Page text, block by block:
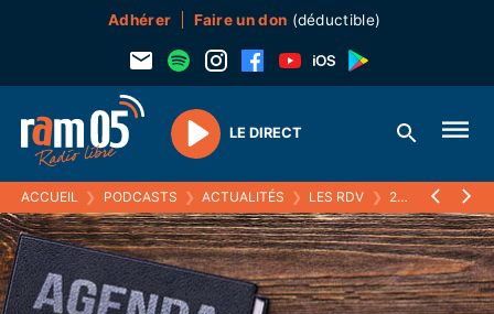
Adhérer Faire un don (déductible)
Play
LE DIRECT
ACCUEIL ❯ PODCASTS ❯ ACTUALITÉS ❯ LES RDV ❯ 24 DÉCEMBRE 2024